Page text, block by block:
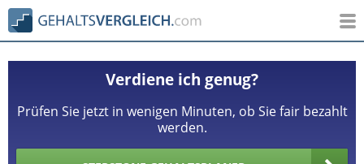
Verdiene ich genug?
Prüfen Sie jetzt in wenigen Minuten, ob Sie fair bezahlt
werden.